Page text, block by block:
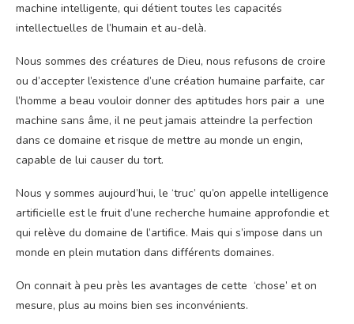
machine intelligente, qui détient toutes les capacités
intellectuelles de l’humain et au-delà.
Nous sommes des créatures de Dieu, nous refusons de croire
ou d’accepter l’existence d’une création humaine parfaite, car
l’homme a beau vouloir donner des aptitudes hors pair a une
machine sans âme, il ne peut jamais atteindre la perfection
dans ce domaine et risque de mettre au monde un engin,
capable de lui causer du tort.
Nous y sommes aujourd’hui, le ‘truc’ qu’on appelle intelligence
artificielle est le fruit d’une recherche humaine approfondie et
qui relève du domaine de l’artifice. Mais qui s’impose dans un
monde en plein mutation dans différents domaines.
On connait à peu près les avantages de cette ‘chose’ et on
mesure, plus au moins bien ses inconvénients.